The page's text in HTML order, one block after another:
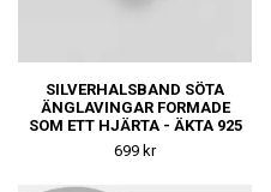
SILVERHALSBAND SÖTA
ÄNGLAVINGAR FORMADE
SOM ETT HJÄRTA - ÄKTA 925
SILVER
699 kr